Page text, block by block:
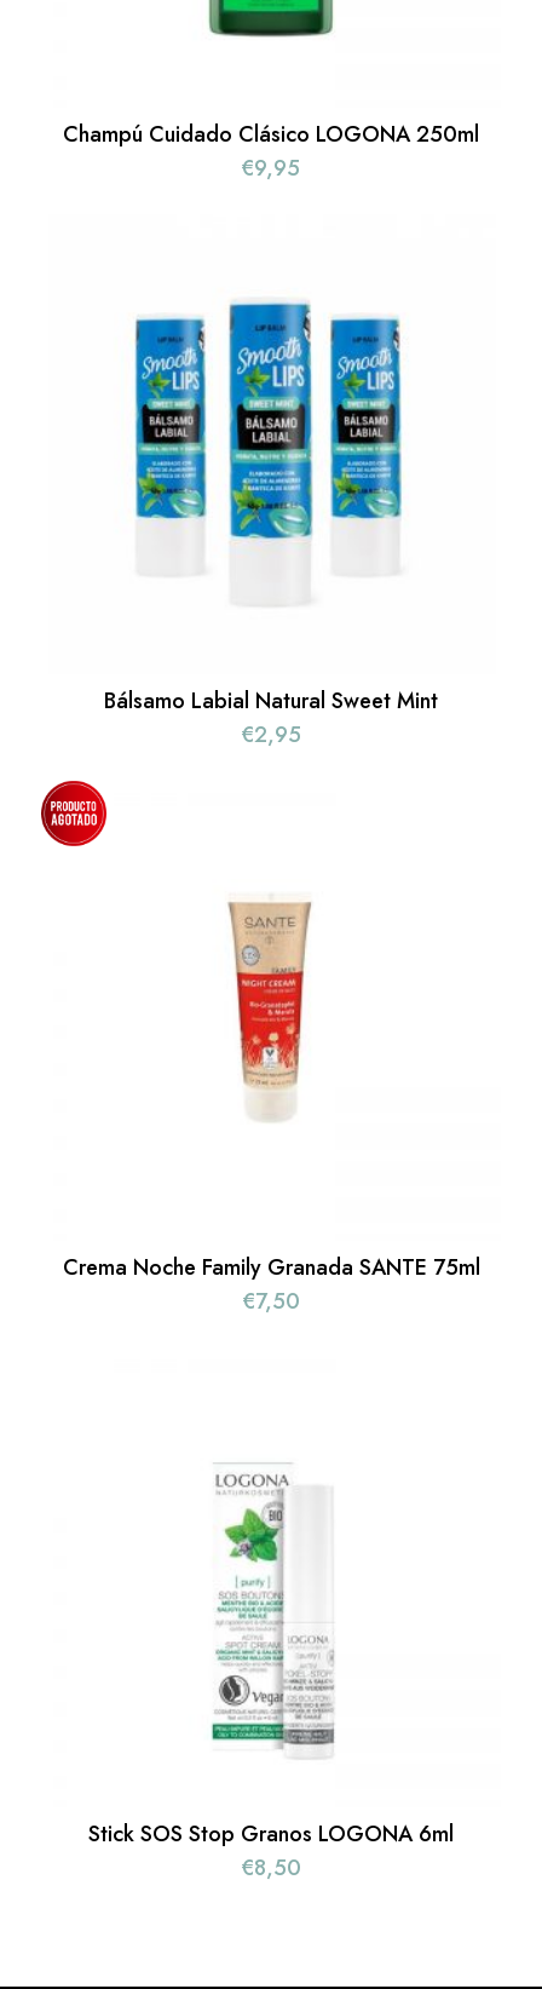
Champú Cuidado Clásico LOGONA 250ml
€9,95
Bálsamo Labial Natural Sweet Mint
€2,95
Crema Noche Family Granada SANTE 75ml
€7,50
Stick SOS Stop Granos LOGONA 6ml
€8,50